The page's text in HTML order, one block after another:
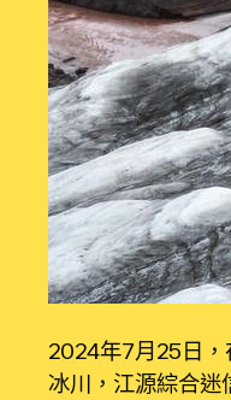
2024年7月25日，
冰川，江源綜合迷